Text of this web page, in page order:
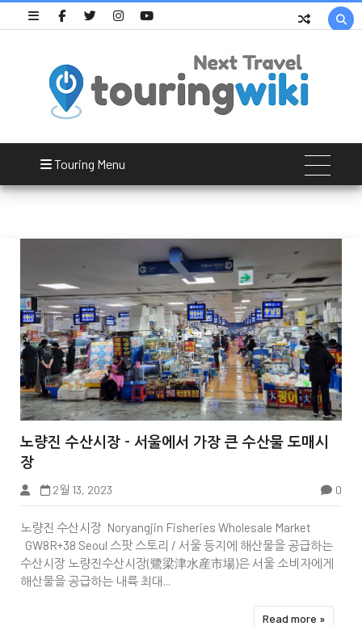

Touring Menu


수산시장
노량진 수산시장 - 서울에서 가장 큰 수산물 도매시
장
2월 13, 2023 0
노량진 수산시장 Noryangjin Fisheries Wholesale Market
GW8R+38 Seoul 스팟 스토리 / 서울 등지에 해산물을 공급하는
수산시장 노량진수산시장(鷺梁津水産市場)은 서울 소비자에게
해산물을 공급하는 내륙 최대...
Read more »